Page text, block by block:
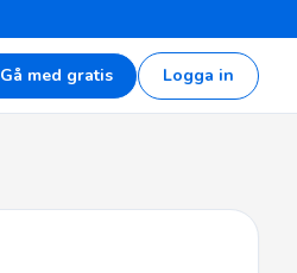
Gå med gratis Logga in